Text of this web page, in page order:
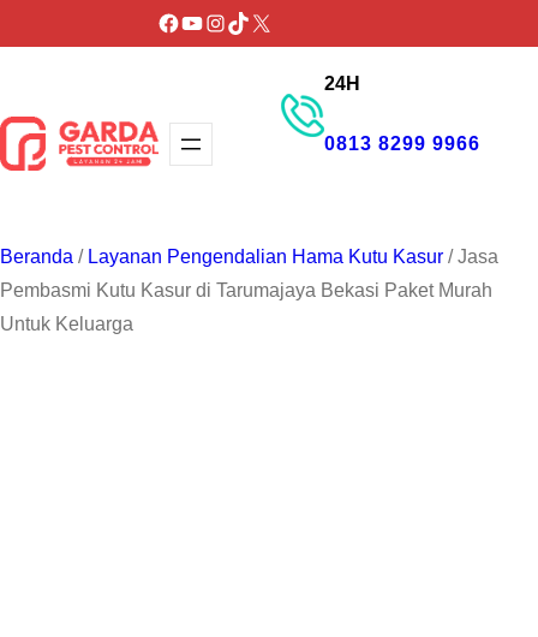
ke
Facebook
YouTube
Instagram
TikTok
X
24H
0813 8299 9966
Beranda / Layanan Pengendalian Hama Kutu Kasur / Jasa
Pembasmi Kutu Kasur di Tarumajaya Bekasi Paket Murah
Untuk Keluarga